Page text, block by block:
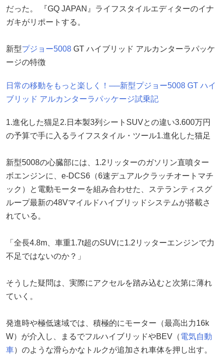
だった。 『GQ JAPAN』ライフスタイルエディターのイナ
ガキがリポートする。
新型プジョー5008 GT ハイブリッド アルカンターラパッケ
ージの特徴
日常の移動をもっと楽しく！──新型プジョー5008 GT ハイ
ブリッド アルカンターラパッケージ試乗記
1.進化した猫足2.日本製3列シートSUVとの違い3.600万円
の予算で手に入るライフスタイル・ツール1.進化した猫足
新型5008の心臓部には、1.2リッターのガソリン直噴ター
ボエンジンに、e-DCS6（6速デュアルクラッチオートマチ
ック）と電動モーターを組み合わせた、ステランティスグ
ループ最新の48Vマイルドハイブリッドシステムが搭載さ
れている。
「全長4.8m、車重1.7t超のSUVに1.2リッターエンジンで力
不足ではないのか？」
そうした疑問は、実際にアクセルを踏み込むと次第に薄れ
ていく。
発進時や極低速域では、積極的にモーター（最高出力16k
W）が介入し、まるでフルハイブリッドやBEV（電気自動
車）のような滑らかなトルクが追加され車体を押し出す。